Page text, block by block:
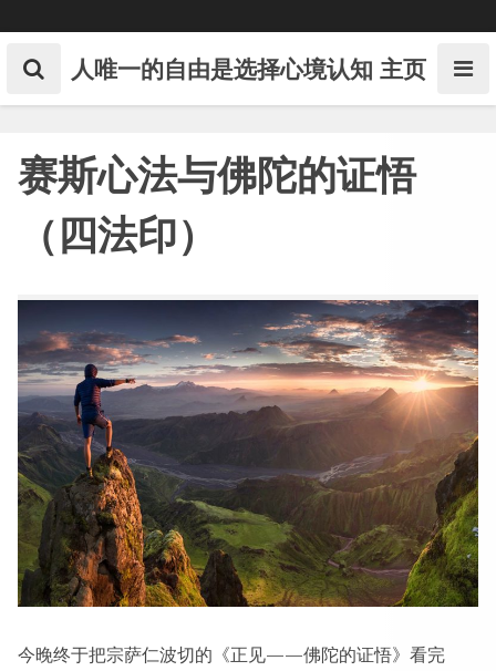
to
content 人唯一的自由是选择心境认知 主页
赛斯心法与佛陀的证悟
（四法印）
今晚终于把宗萨仁波切的《正见——佛陀的证悟》看完